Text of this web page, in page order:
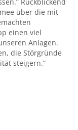
über die mit
einen viel
Anlagen.
die Störgründe
steigern.“